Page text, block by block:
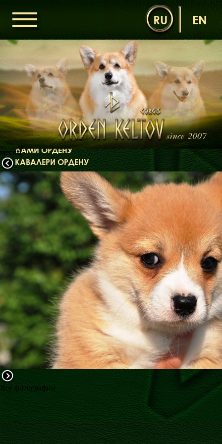
месяц
Все фотографии
RU EN
ОРДЕН КЕЛЬТІВ
НОВИНИ
ДИТЯЧА КІМНАТА
КОНТАКТИ
НАШІ КОРГІ
ДАМИ ОРДЕНУ
КАВАЛЕРИ ОРДЕНУ
ЩЕНЯТА
ДИТЯЧА КІМНАТА
БІБЛІОТЕКА
ФАКТИ
БЛОГ
ГАЛЕРЕЇ